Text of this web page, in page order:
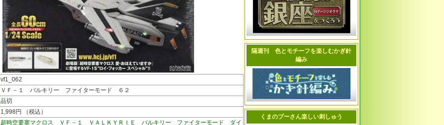
vf1_062
ＶＦ－１ バルキリー ファイターモード ６２
品切
1,998円 （税込）
超時空要塞マクロス ＶＦ－１ ＶＡＬＫＹＲＩＥ バルキリー ファイターモード ダイ
隔週刊 色とモチーフを楽しむかぎ針
編み
くまのプーさん楽しい刺しゅう